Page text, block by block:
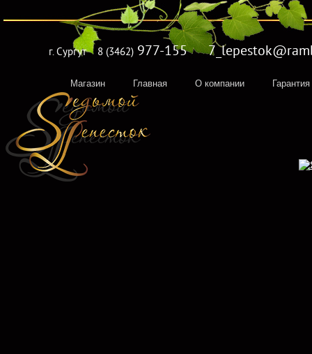
Магазин Главная О компании Гарантия
г. Сургут 8 (3462) 977-155